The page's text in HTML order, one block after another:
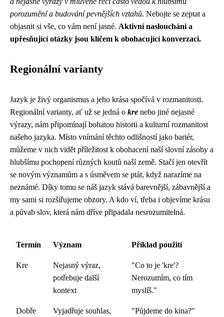
porozumění a budování pevnějších vztahů. Nebojte se zeptat a
objasnit si vše, co vám není jasné. Aktivní naslouchání a
upřesňující otázky jsou klíčem k obohacující konverzaci.
Regionální varianty
Jazyk je živý organismus a jeho krása spočívá v rozmanitosti.
Regionální varianty, ať už se jedná o kre nebo jiné nejasné
výrazy, nám připomínají bohatou historii a kulturní rozmanitost
našeho jazyka. Místo vnímání těchto odlišností jako bariér,
můžeme v nich vidět příležitost k obohacení naší slovní zásoby a
hlubšímu pochopení různých koutů naší země. Stačí jen otevřít
se novým významům a s úsměvem se ptát, když narazíme na
neznámé. Díky tomu se náš jazyk stává barevnější, zábavnější a
my sami si rozšiřujeme obzory. A kdo ví, třeba i objevíme krásu
a půvab slov, která nám dříve připadala nesrozumitelná.
Termín Význam Příklad použití
Kre
Nejasný výraz,
potřebuje další
kontext
"Co to je 'kre'?
Nerozumím, co tím
myslíš."
Dobře Vyjadřuje souhlas, "Půjdeme do kina?"